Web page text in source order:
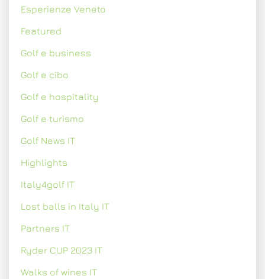
Esperienze Veneto
Featured
Golf e business
Golf e cibo
Golf e hospitality
Golf e turismo
Golf News IT
Highlights
Italy4golf IT
Lost balls in Italy IT
Partners IT
Ryder CUP 2023 IT
Walks of wines IT